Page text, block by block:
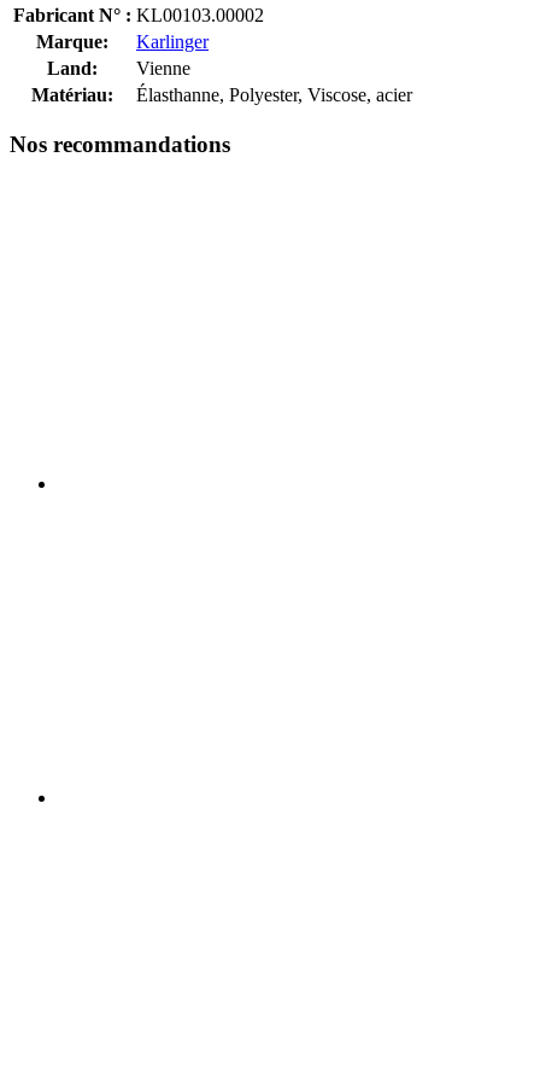
Fabricant N° : KL00103.00002
Marque:
Karlinger
Land:
Vienne
Matériau:
Élasthanne, Polyester, Viscose, acier
Nos recommandations